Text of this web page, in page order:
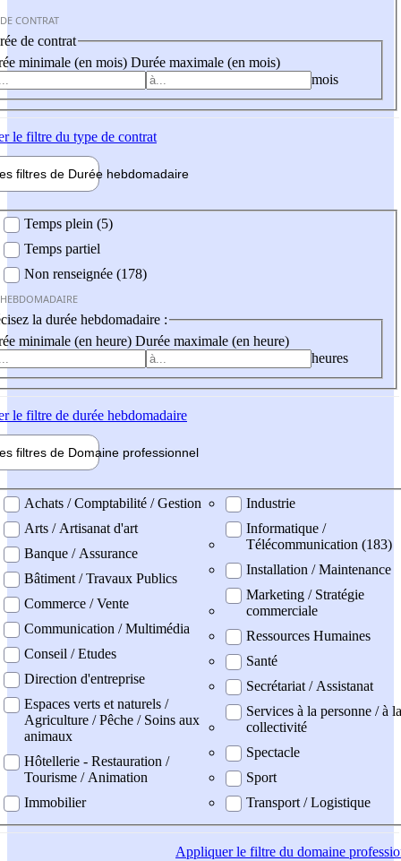
CONTRAT
de contrat
minimale (en mois) Durée maximale (en mois)
mois
le filtre du type de contrat
filtres de Durée hebdomadaire
Temps plein (5)
Temps partiel
Non renseignée (178)
la durée hebdomadaire :
minimale (en heure) Durée maximale (en heure)
heures
le filtre de durée hebdomadaire
filtres de Domaine professionnel
professionel
Achats / Comptabilité / Gestion
Arts / Artisanat d'art
Banque / Assurance
Bâtiment / Travaux Publics
Commerce / Vente
Communication / Multimédia
Conseil / Etudes
Direction d'entreprise
Espaces verts et naturels /
Agriculture / Pêche / Soins aux
animaux
Hôtellerie - Restauration /
Tourisme / Animation
Immobilier
Industrie
Informatique /
Télécommunication (183)
Installation / Maintenance
Marketing / Stratégie
commerciale
Ressources Humaines
Santé
Secrétariat / Assistanat
Services à la personne / à la
collectivité
Spectacle
Sport
Transport / Logistique
Appliquerle filtre du domaine